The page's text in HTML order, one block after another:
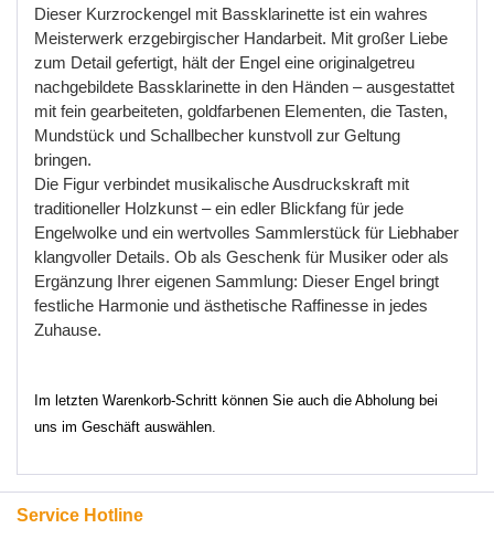
Dieser Kurzrockengel mit Bassklarinette ist ein wahres
Meisterwerk erzgebirgischer Handarbeit. Mit großer Liebe
zum Detail gefertigt, hält der Engel eine originalgetreu
nachgebildete Bassklarinette in den Händen – ausgestattet
mit fein gearbeiteten, goldfarbenen Elementen, die Tasten,
Mundstück und Schallbecher kunstvoll zur Geltung
bringen.
Die Figur verbindet musikalischeAusdruckskraft mit
traditioneller Holzkunst – ein edler Blickfang für jede
Engelwolke und ein wertvolles Sammlerstück für Liebhaber
klangvoller Details. Ob als Geschenk für Musiker oder als
Ergänzung Ihrer eigenen Sammlung: Dieser Engel bringt
festliche Harmonie und ästhetische Raffinesse in jedes
Zuhause.
Im letzten Warenkorb-Schritt können Sie auch die Abholung bei
uns im Geschäft auswählen.
Service Hotline